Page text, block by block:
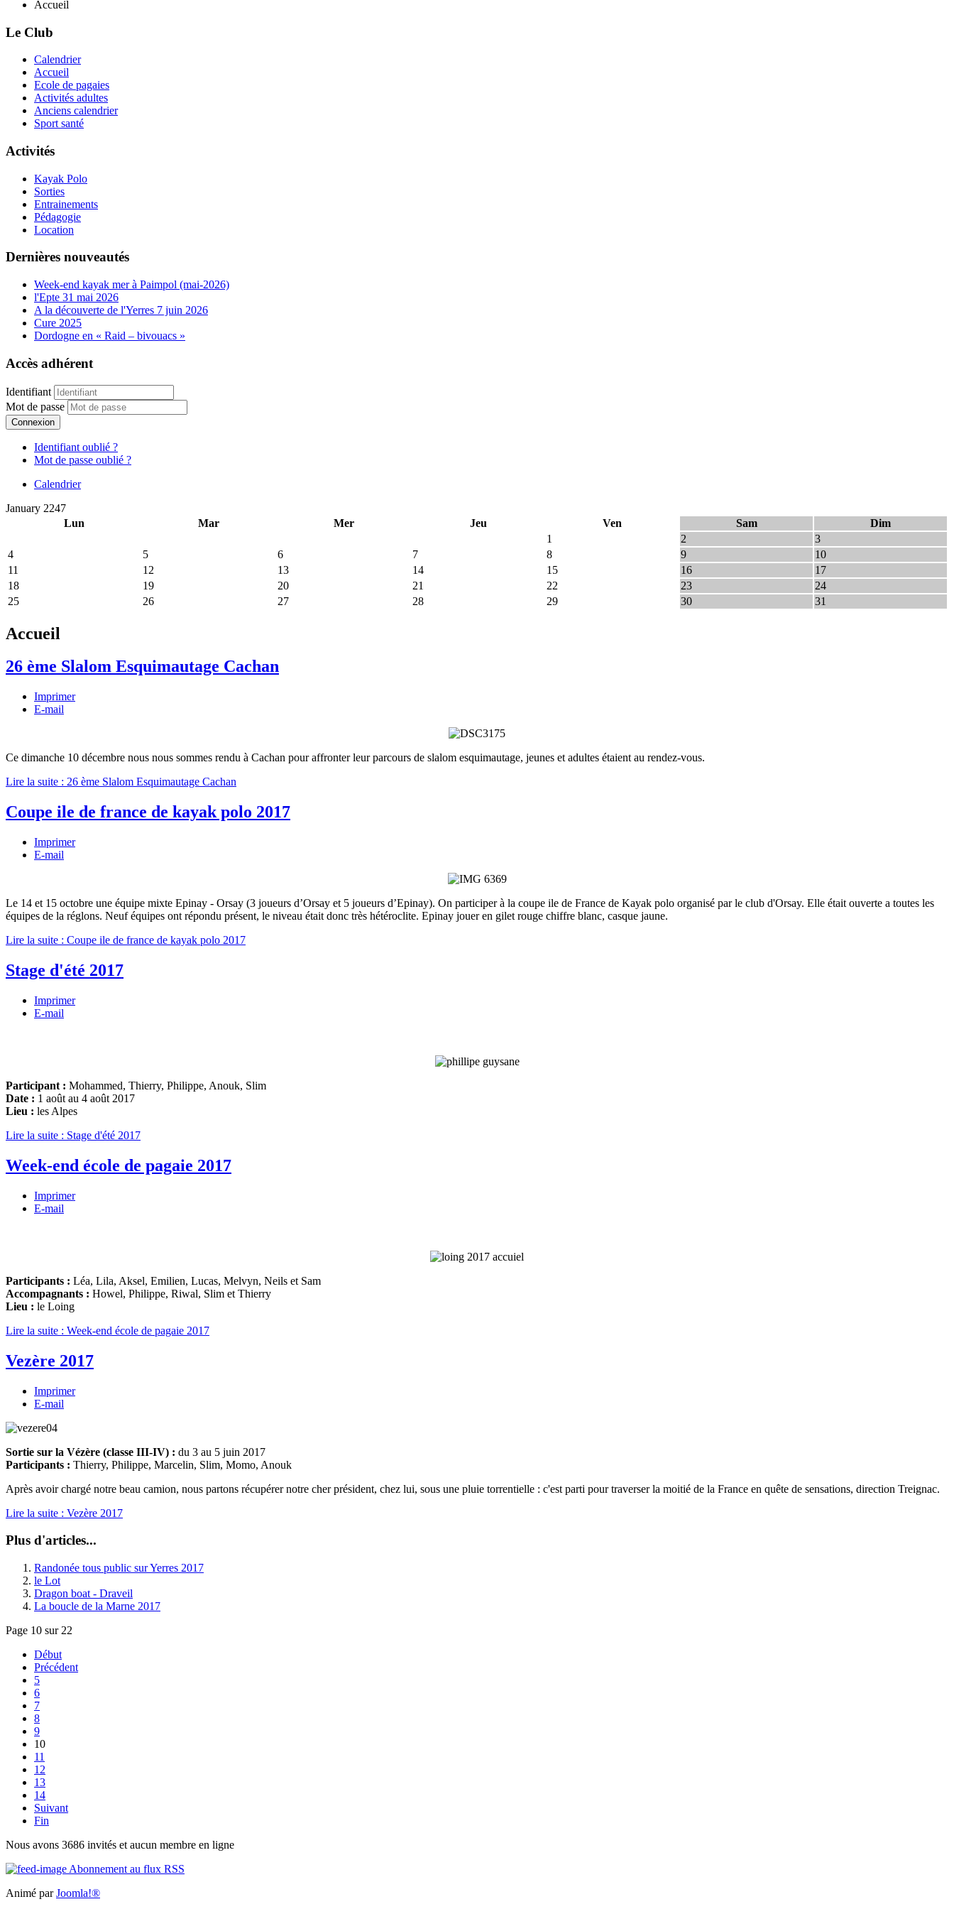
Accueil
Le Club
Calendrier
Accueil
Ecole de pagaies
Activités adultes
Anciens calendrier
Sport santé
Activités
Kayak Polo
Sorties
Entrainements
Pédagogie
Location
Dernières nouveautés
Week-end kayak mer à Paimpol (mai-2026)
l'Epte 31 mai 2026
A la découverte de l'Yerres 7 juin 2026
Cure 2025
Dordogne en « Raid – bivouacs »
Accès adhérent
Identifiant
Mot de passe
Connexion
Identifiant oublié ?
Mot de passe oublié ?
Calendrier
January 2247
Lun
Mar Mer Jeu Ven Sam
Dim
1
2
3
4
5 6 7 8 9
10
11
12 13 14 15 16
17
18
19 20 21 22 23
24
25
26 27 28 29 30 31
Accueil
26 ème Slalom Esquimautage Cachan
Imprimer
E-mail
Ce dimanche 10 décembre nous nous sommes rendu à Cachan pour affronter leur parcours de slalom esquimautage, jeunes et adultes étaient au rendez-vous.
Lire la suite : 26 ème Slalom Esquimautage Cachan
Coupe ile de france de kayak polo 2017
Imprimer
E-mail
Le 14 et 15 octobre une équipe mixte Epinay - Orsay (3 joueurs d’Orsay et 5 joueurs d’Epinay). On participer à la coupe ile de France de Kayak polo organisé par le club d'Orsay. Elle était ouverte a toutes les
équipes de la réglons. Neuf équipes ont répondu présent, le niveau était donc très hétéroclite. Epinay jouer en gilet rouge chiffre blanc, casque jaune.
Lire la suite : Coupe ile de france de kayak polo 2017
Stage d'été 2017
Imprimer
E-mail
Participant : Mohammed, Thierry, Philippe, Anouk, Slim
Date : 1 août au 4 août 2017
Lieu : les Alpes
Lire la suite : Stage d'été 2017
Week-end école de pagaie 2017
Imprimer
E-mail
Participants : Léa, Lila, Aksel, Emilien, Lucas, Melvyn, Neils et Sam
Accompagnants : Howel, Philippe, Riwal, Slim et Thierry
Lieu : le Loing
Lire la suite : Week-end école de pagaie 2017
Vezère 2017
Imprimer
E-mail
Sortie sur la Vézère (classe III-IV) : du 3 au 5 juin 2017
Participants : Thierry, Philippe, Marcelin, Slim, Momo, Anouk
Après avoir chargé notre beau camion, nous partons récupérer notre cher président, chez lui, sous une pluie torrentielle : c'est parti pour traverser la moitié de la France en quête de sensations, direction Treignac.
Lire la suite : Vezère 2017
Plus d'articles...
Randonée tous public sur Yerres 2017
le Lot
Dragon boat - Draveil
La boucle de la Marne 2017
Page 10 sur 22
Début
Précédent
5
6
7
8
9
10
11
12
13
14
Suivant
Fin
Nous avons 3686 invités et aucun membre en ligne
Abonnement au flux RSS
Animé parJoomla!®